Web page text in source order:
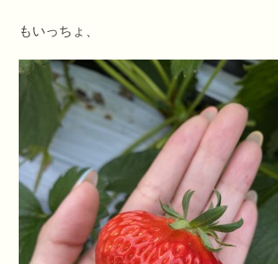
もいっちょ、